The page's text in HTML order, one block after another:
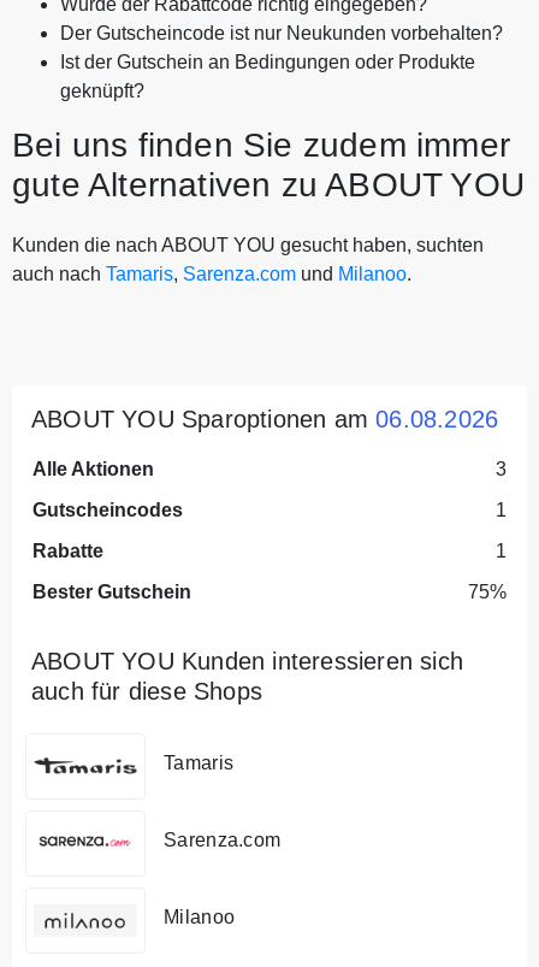
Der Gutscheincode ist nur Neukunden vorbehalten?
Ist der Gutschein an Bedingungen oder Produkte
geknüpft?
Bei uns finden Sie zudem immer
gute Alternativen zu ABOUT YOU
Kunden die nach ABOUT YOU gesucht haben, suchten
auch nach Tamaris, Sarenza.com und Milanoo.
ABOUT YOU Sparoptionen am06.08.2026
Alle Aktionen
3
Gutscheincodes
1
Rabatte
1
Bester Gutschein
75%
ABOUT YOU Kunden interessieren sich
auch für diese Shops
Tamaris
Sarenza.com
Milanoo